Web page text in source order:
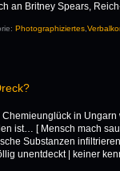
an Britney Spears,
Photographiziertes
in
ist… [ Mensch mach
Substanzen
unentdeckt | keiner